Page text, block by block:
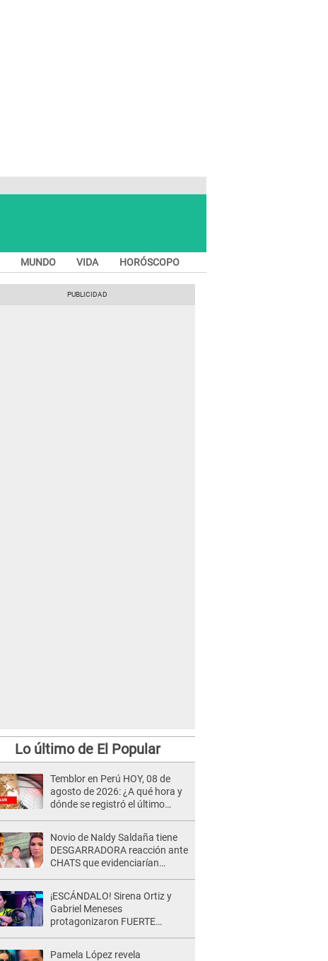
MUNDO VIDA HORÓSCOPO
Lo último de El Popular
Temblor en Perú HOY, 08 de
agosto de 2026: ¿A qué hora y
dónde se registró el último
Novio de Naldy Saldaña tiene
DESGARRADORA reacción ante
CHATS que evidenciarían
'La Bella Luz': "Se puso..."
¡ESCÁNDALO! Sirena Ortiz y
Gabriel Meneses
protagonizaron FUERTE
Pamela López revela